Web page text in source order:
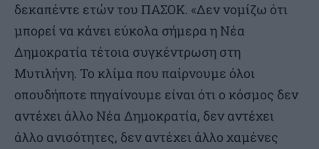
δεκαπέντε ετών του ΠΑΣΟΚ. «Δεν νομίζω ότι
μπορεί να κάνει εύκολα σήμερα η Νέα
Δημοκρατία τέτοια συγκέντρωση στη
Μυτιλήνη. Το κλίμα που παίρνουμε όλοι
οπουδήποτε πηγαίνουμε είναι ότι ο κόσμος δεν
αντέχει άλλο Νέα Δημοκρατία, δεν αντέχει
άλλο ανισότητες, δεν αντέχει άλλο χαμένες